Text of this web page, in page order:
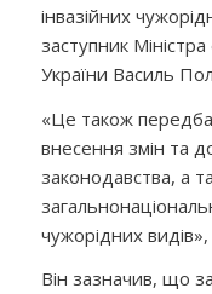
інвазійних
заступник
України Василь
«Це також
внесення змін та
законодавства, а
чужорідних
Він зазначив, що